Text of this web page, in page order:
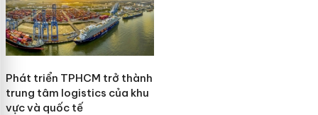
Phát triển TPHCM trở thành
trung tâm logistics của khu
vực và quốc tế